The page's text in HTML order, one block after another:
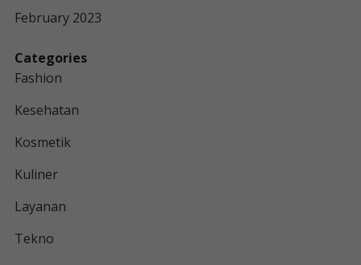
February 2023
Categories
Fashion
Kesehatan
Kosmetik
Kuliner
Layanan
Tekno